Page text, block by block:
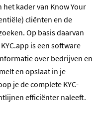
kader van Know Your
cliënten en de
Op basis daarvan
is een software
over bedrijven en
en opslaat in je
je de complete KYC-
efficiënter naleeft.